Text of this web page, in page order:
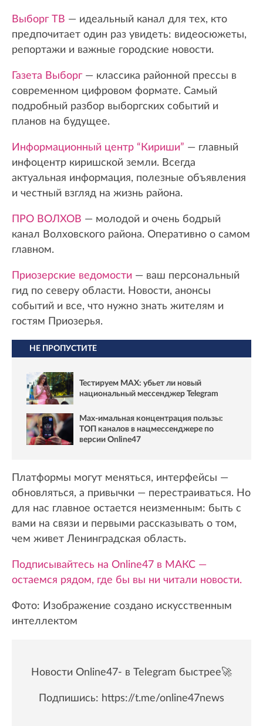
Выборг ТВ — идеальный канал для тех, кто
предпочитает один раз увидеть: видеосюжеты,
репортажи и важные городские новости.
Газета Выборг— классика районной прессы в
современном цифровом формате. Самый
подробный разбор выборгских событий и
планов на будущее.
Информационный центр “Кириши” — главный
инфоцентр киришской земли. Всегда
актуальная информация, полезные объявления
и честный взгляд на жизнь района.
ПРО ВОЛХОВ — молодой и очень бодрый
канал Волховского района. Оперативно о самом
главном.
Приозерские ведомости — ваш персональный
гид по северу области. Новости, анонсы
событий и все, что нужно знать жителям и
гостям Приозерья.
НЕ ПРОПУСТИТЕ
Тестируем MAX: убьет ли новый
национальный мессенджер Telegram
Max-имальная концентрация пользы:
ТОП каналов в нацмессенджере по
версии Online47
Платформы могут меняться, интерфейсы —
обновляться, а привычки — перестраиваться. Но
для нас главное остается неизменным: быть с
вами на связи и первыми рассказывать о том,
чем живет Ленинградская область.
Подписывайтесь на Online47 в МАКС —
остаемся рядом, где бы вы ни читали новости.
Фото: Изображение создано искусственным
интеллектом
Новости Online47- в Telegram быстрее🚀
Подпишись: https://t.me/online47news